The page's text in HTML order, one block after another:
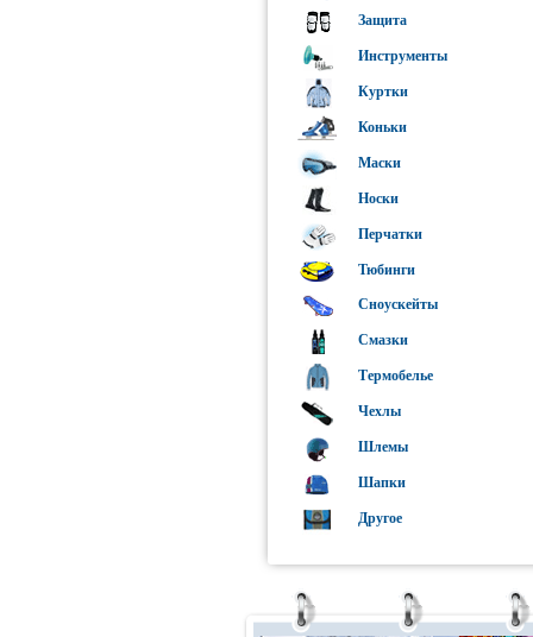
Защита
Инструменты
Куртки
Коньки
Маски
Носки
Перчатки
Тюбинги
Сноускейты
Смазки
Термобелье
Чехлы
Шлемы
Шапки
Другое